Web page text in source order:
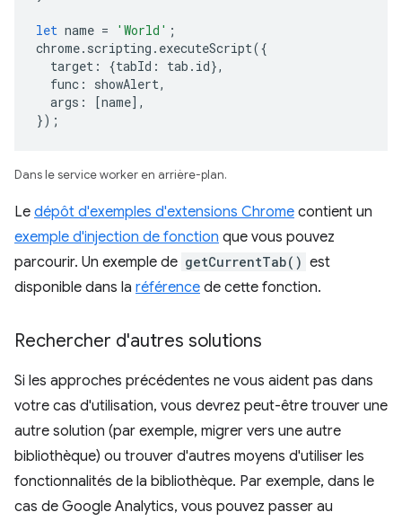
let name = 'World' ;
chrome. scripting . executeScript({
target : {tabId : tab . id},
func : showAlert,
args : [name],
});
Dans le service worker en arrière-plan.
Le dépôt d'exemples d'extensions Chrome contient un
exemple d'injection de fonction que vous pouvez
parcourir. Un exemple de getCurrentTab() est
disponible dans la référence de cette fonction.
Rechercher d'autres solutions
Si les approches précédentes ne vous aident pas dans
votre cas d'utilisation, vous devrez peut-être trouver une
autre solution (par exemple, migrer vers une autre
bibliothèque) ou trouver d'autres moyens d'utiliser les
fonctionnalités de la bibliothèque. Par exemple, dans le
cas de Google Analytics, vous pouvez passer au